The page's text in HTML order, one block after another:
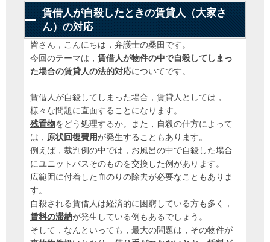
賃借人が自殺したときの賃貸人（大家さ
ん）の対応
皆さん，こんにちは，弁護士の桑田です。
今回のテーマは， 賃借人が物件の中で自殺してしまっ
た場合の賃貸人の法的対応についてです。
賃借人が自殺してしまった場合，賃貸人としては，
様々な問題に直面することになります。
残置物をどう処理するか。また，自殺の仕方によって
は， 原状回復費用が発生することもあります。
例えば，裁判例の中では，お風呂の中で自殺した場合
にユニットバスそのものを交換した例があります。
広範囲に付着した血のりの除去が必要なこともありま
す。
自殺される賃借人は経済的に困窮している方も多く，
賃料の滞納が発生している例もあるでしょう。
そして，なんといっても，最大の問題は，その物件が